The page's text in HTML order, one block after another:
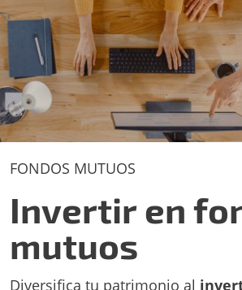
FONDOS MUTUOS
Invertir en
mutuos
Diversifica tu patrimonio al